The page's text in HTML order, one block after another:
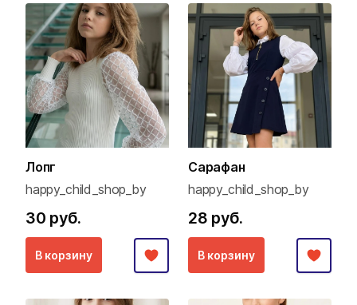
Лопг
happy_child_shop_by
30 руб.
В корзину
Сарафан
happy_child_shop_by
28 руб.
В корзину